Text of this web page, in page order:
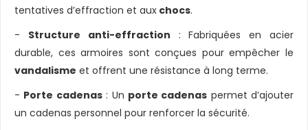
tentatives d’effraction et aux chocs.
- Structure anti-effraction : Fabriquées en acier
durable, ces armoires sont conçues pour empêcher le
vandalisme et offrent une résistance à long terme.
- Porte cadenas: Un porte cadenas permet d’ajouter
un cadenas personnel pour renforcer la sécurité.